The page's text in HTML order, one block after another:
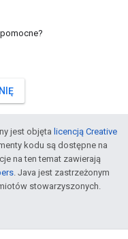
jest objęta licencją Creative
kodu są dostępne na
na ten temat zawierają
. Java jest zastrzeżonym
stowarzyszonych.